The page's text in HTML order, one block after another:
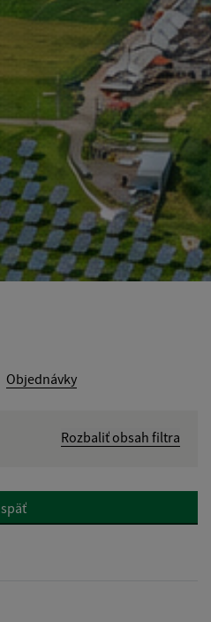
Objednávky
Rozbaliť obsah filtra
späť